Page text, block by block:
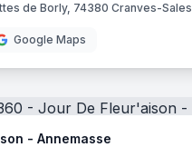
de Borly, 74380 Cranves-Sales
Google Maps
- Annemasse